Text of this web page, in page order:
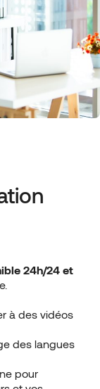
24h/24 et
à des vidéos
des langues
pour